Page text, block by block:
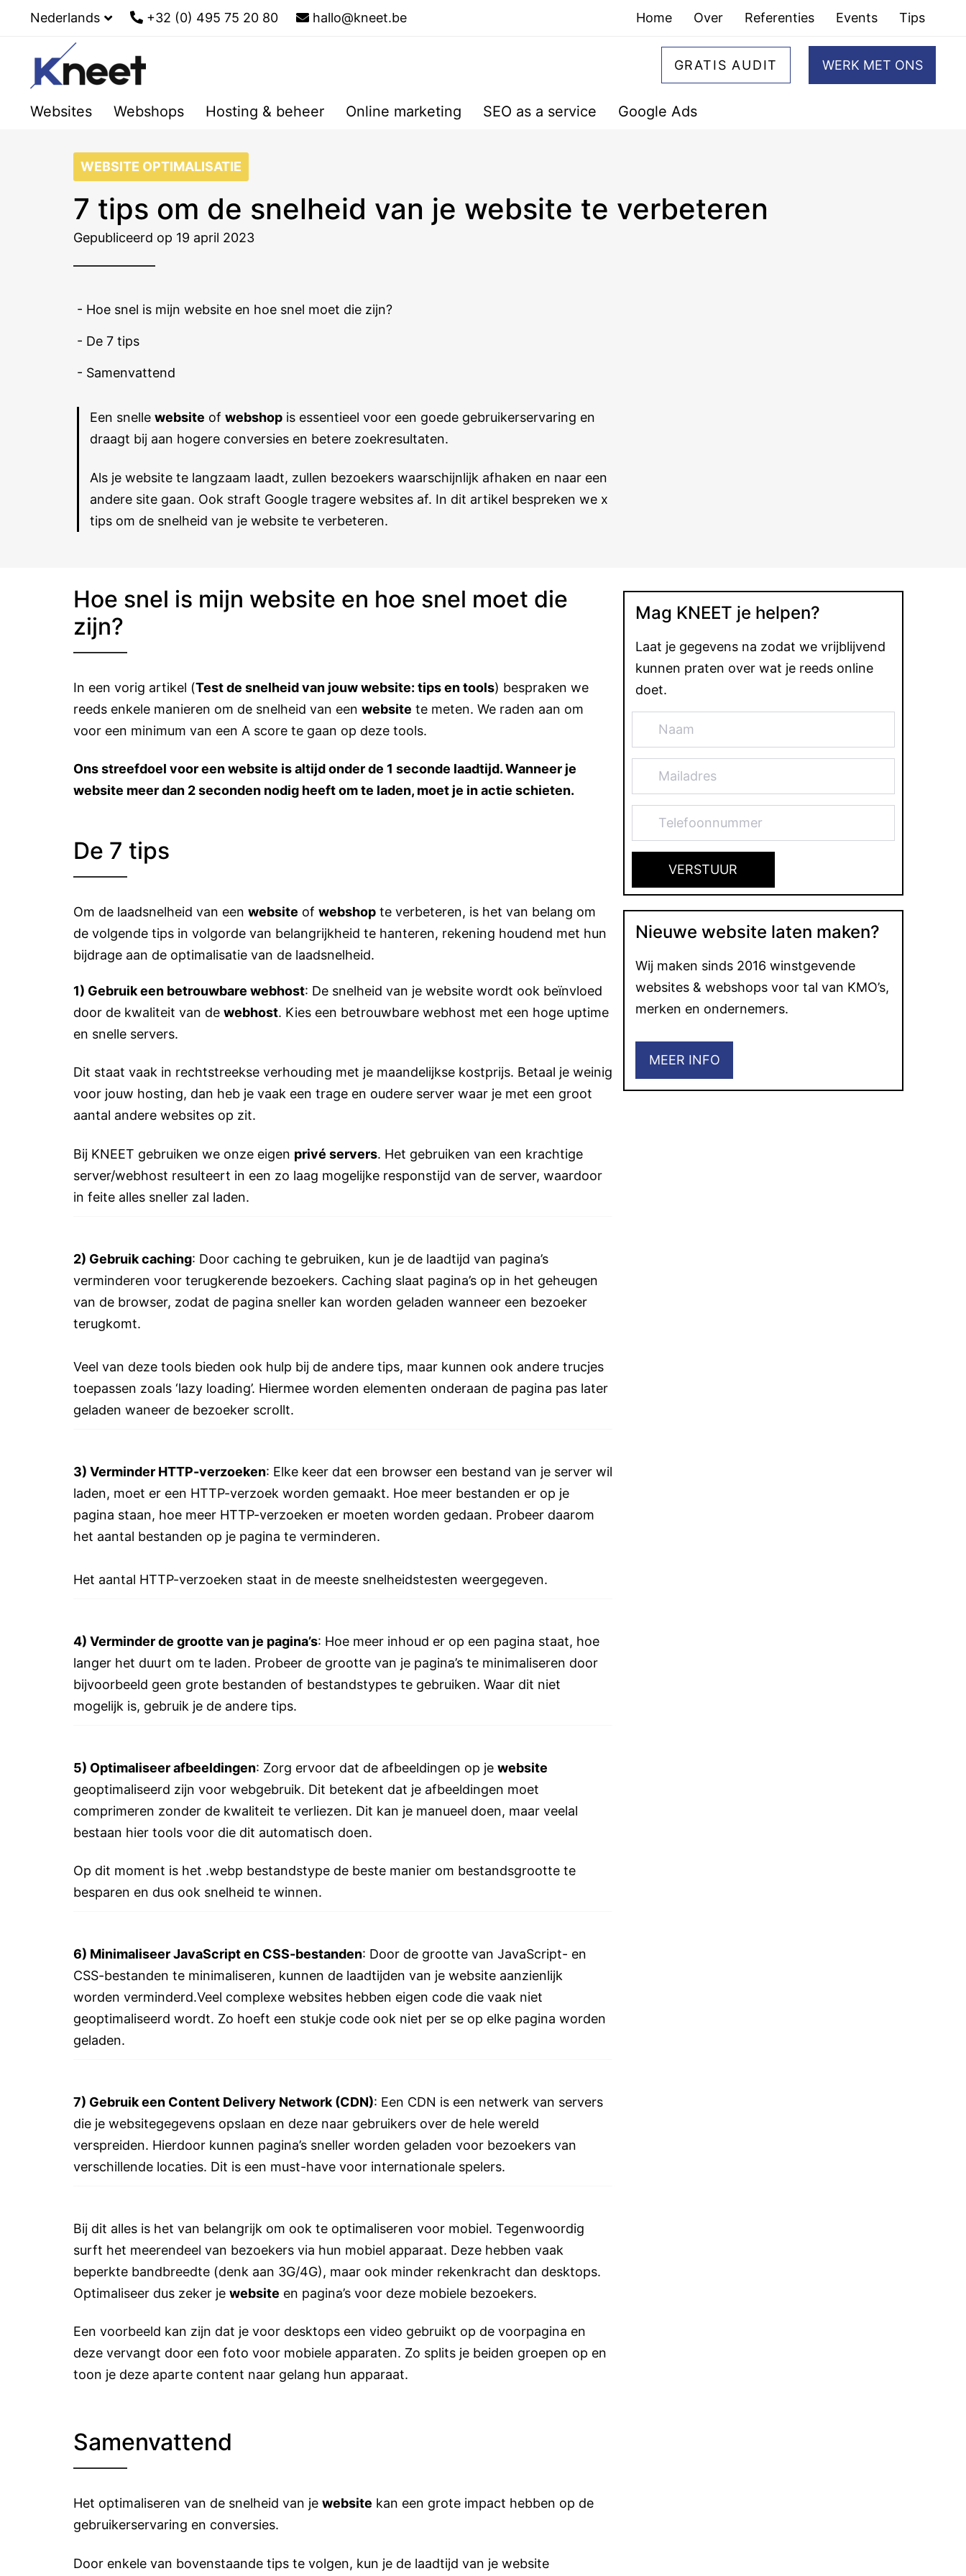
Nederlands +32 (0) 495 75 20 80 hallo@kneet.be Home Over Referenties Events Tips
GRATIS AUDIT WERK MET ONS
Websites Webshops Hosting & beheer Online marketing SEO as a service Google Ads
WEBSITE OPTIMALISATIE
7 tips om de snelheid van je website te verbeteren
Gepubliceerd op 19 april 2023
- Hoe snel is mijn website en hoe snel moet die zijn?
- De 7 tips
- Samenvattend
Een snelle website of webshop is essentieel voor een goede gebruikerservaring en
draagt bij aan hogere conversies en betere zoekresultaten.
Als je website te langzaam laadt, zullen bezoekers waarschijnlijk afhaken en naar een
andere site gaan. Ook straft Google tragere websites af. In dit artikel bespreken we x
tips om de snelheid van je website te verbeteren.
Hoe snel is mijn website en hoe snel moet die
zijn?
In een vorig artikel (Test de snelheid van jouw website: tips en tools) bespraken we
reeds enkele manieren om de snelheid van een website te meten. We raden aan om
voor een minimum van een A score te gaan op deze tools.
Ons streefdoel voor een website is altijd onder de 1 seconde laadtijd. Wanneer je
website meer dan 2 seconden nodig heeft om te laden, moet je in actie schieten.
De 7 tips
Om de laadsnelheid van een website of webshop te verbeteren, is het van belang om
de volgende tips in volgorde van belangrijkheid te hanteren, rekening houdend met hun
bijdrage aan de optimalisatie van de laadsnelheid.
1) Gebruik een betrouwbare webhost: De snelheid van je website wordt ook beïnvloed
door de kwaliteit van de webhost. Kies een betrouwbare webhost met een hoge uptime
en snelle servers.
Dit staat vaak in rechtstreekse verhouding met je maandelijkse kostprijs. Betaal je weinig
voor jouw hosting, dan heb je vaak een trage en oudere server waar je met een groot
aantal andere websites op zit.
Bij KNEET gebruiken we onze eigen privé servers. Het gebruiken van een krachtige
server/webhost resulteert in een zo laag mogelijke responstijd van de server, waardoor
in feite alles sneller zal laden.
2) Gebruik caching: Door caching te gebruiken, kun je de laadtijd van pagina’s
verminderen voor terugkerende bezoekers. Caching slaat pagina’s op in het geheugen
van de browser, zodat de pagina sneller kan worden geladen wanneer een bezoeker
terugkomt.
Veel van deze tools bieden ook hulp bij de andere tips, maar kunnen ook andere trucjes
toepassen zoals ‘lazy loading’. Hiermee worden elementen onderaan de pagina pas later
geladen waneer de bezoeker scrollt.
3) Verminder HTTP-verzoeken: Elke keer dat een browser een bestand van je server wil
laden, moet er een HTTP-verzoek worden gemaakt. Hoe meer bestanden er op je
pagina staan, hoe meer HTTP-verzoeken er moeten worden gedaan. Probeer daarom
het aantal bestanden op je pagina te verminderen.
Het aantal HTTP-verzoeken staat in de meeste snelheidstesten weergegeven.
4) Verminder de grootte van je pagina’s: Hoe meer inhoud er op een pagina staat, hoe
langer het duurt om te laden. Probeer de grootte van je pagina’s te minimaliseren door
bijvoorbeeld geen grote bestanden of bestandstypes te gebruiken. Waar dit niet
mogelijk is, gebruik je de andere tips.
5) Optimaliseer afbeeldingen: Zorg ervoor dat de afbeeldingen op je website
geoptimaliseerd zijn voor webgebruik. Dit betekent dat je afbeeldingen moet
comprimeren zonder de kwaliteit te verliezen. Dit kan je manueel doen, maar veelal
bestaan hier tools voor die dit automatisch doen.
Op dit moment is het .webp bestandstype de beste manier om bestandsgrootte te
besparen en dus ook snelheid te winnen.
6) Minimaliseer JavaScript en CSS-bestanden: Door de grootte van JavaScript- en
CSS-bestanden te minimaliseren, kunnen de laadtijden van je website aanzienlijk
worden verminderd.Veel complexe websites hebben eigen code die vaak niet
geoptimaliseerd wordt. Zo hoeft een stukje code ook niet per se op elke pagina worden
geladen.
7) Gebruik een Content Delivery Network (CDN): Een CDN is een netwerk van servers
die je websitegegevens opslaan en deze naar gebruikers over de hele wereld
verspreiden. Hierdoor kunnen pagina’s sneller worden geladen voor bezoekers van
verschillende locaties. Dit is een must-have voor internationale spelers.
Bij dit alles is het van belangrijk om ook te optimaliseren voor mobiel. Tegenwoordig
surft het meerendeel van bezoekers via hun mobiel apparaat. Deze hebben vaak
beperkte bandbreedte (denk aan 3G/4G), maar ook minder rekenkracht dan desktops.
Optimaliseer dus zeker je website en pagina’s voor deze mobiele bezoekers.
Een voorbeeld kan zijn dat je voor desktops een video gebruikt op de voorpagina en
deze vervangt door een foto voor mobiele apparaten. Zo splits je beiden groepen op en
toon je deze aparte content naar gelang hun apparaat.
Samenvattend
Het optimaliseren van de snelheid van je website kan een grote impact hebben op de
gebruikerservaring en conversies.
Door enkele van bovenstaande tips te volgen, kun je de laadtijd van je website
Mag KNEET je helpen?
Laat je gegevens na zodat we vrijblijvend
kunnen praten over wat je reeds online
doet.
Nieuwe website laten maken?
Wij maken sinds 2016 winstgevende
websites & webshops voor tal van KMO’s,
merken en ondernemers.
MEER INFO